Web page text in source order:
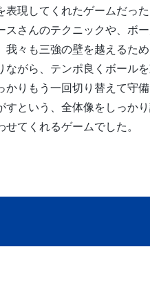
表現してくれたゲームだっ
スさんのテクニックや、ボ
我々も三強の壁を越えるた
ながら、テンポ良くボール
かりもう一回切り替えて守
すという、全体像をしっか
せてくれるゲームでした。